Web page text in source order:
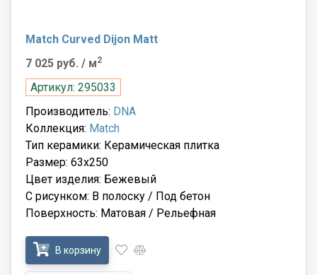
Match Curved Dijon Matt
7 025 руб. / м2
Артикул: 295033
Производитель: DNA
Коллекция: Match
Тип керамики: Керамическая плитка
Размер: 63x250
Цвет изделия: Бежевый
С рисунком: В полоску / Под бетон
Поверхность: Матовая / Рельефная
В корзину